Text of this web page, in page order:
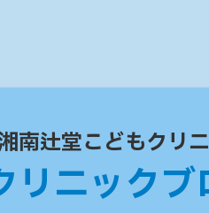
南辻堂こどもクリ
リニックブ